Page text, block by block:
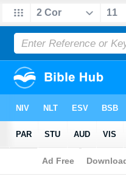
Biblia>Tischendorf>